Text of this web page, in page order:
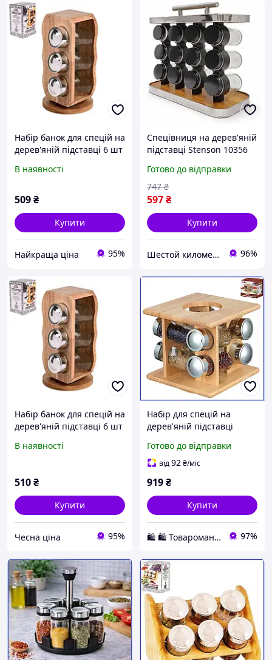
Набір банок для спецій на
дерев'яній підставці 6 шт
В наявності
509₴
Купити
Найкраща ціна 95%
Спецівниця на дерев'яній
підставці Stenson 10356
Готово до відправки
597₴
747 ₴
Купити
Шестой километр 96%
Набір банок для спецій на
дерев'яній підставці 6 шт
В наявності
510₴
Купити
Чесна ціна 95%
Набір для спецій на
дерев'яній підставці
скляних баночок для кухні
та декору будинку
Готово до відправки
від92₴/міс
919₴
Купити
🛍️ 🛍️ Товароманія 🛍️ 🛍️ 97%